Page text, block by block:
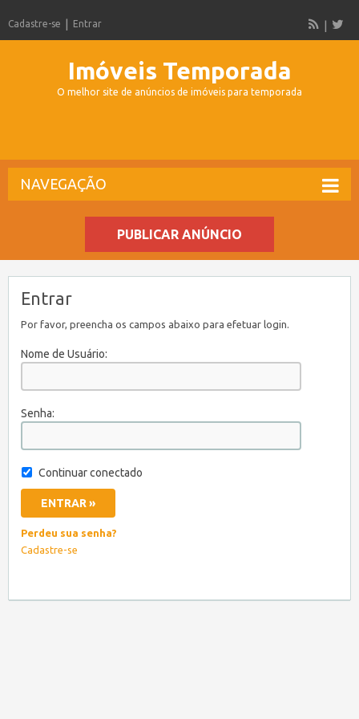
Cadastre-se Entrar
Imóveis Temporada
O melhor site de anúncios de imóveis para temporada
NAVEGAÇÃO
PUBLICAR ANÚNCIO
Entrar
Por favor, preencha os campos abaixo para efetuar login.
Nome de Usuário:
Senha:
Continuar conectado
Perdeu sua senha?
Cadastre-se